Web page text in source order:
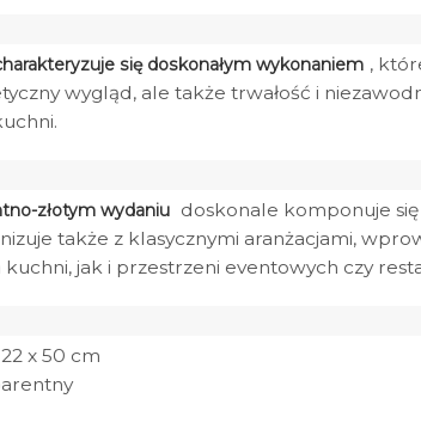
się doskonałym wykonaniem ,
wygląd, ale także trwałość i
złotym wydaniu doskonale komponuje
także z klasycznymi aranżacjami,
jak i przestrzeni eventowych czy
x 50 cm